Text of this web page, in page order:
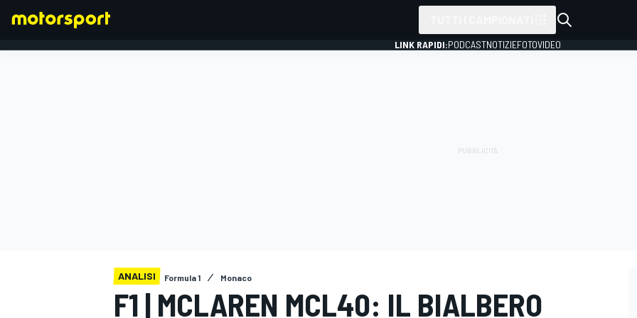
LINK RAPIDI:PODCASTNOTIZIEFOTOVIDEO
ANALISI Formula 1 Monaco
F1 | MCLAREN MCL40: IL BIALBERO